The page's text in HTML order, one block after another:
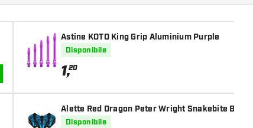
AGGIUNGI AL CARRELLO
Astine KOTO King Grip Aluminium Purple
Disponibile
1,20
Alette Red Dragon Peter Wright Snakebite Blue
Disponibile